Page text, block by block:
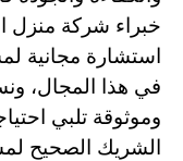
خبراء شركة منزل
استشارة مجانية
في هذا المجال،
وموثوقة تلبي
الشريك الصحيح